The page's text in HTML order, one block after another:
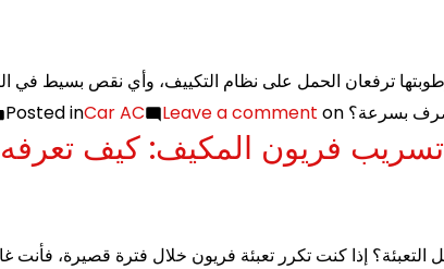
Posted inCar AC Leave a comment
تسريب فريون المكيف: كيف